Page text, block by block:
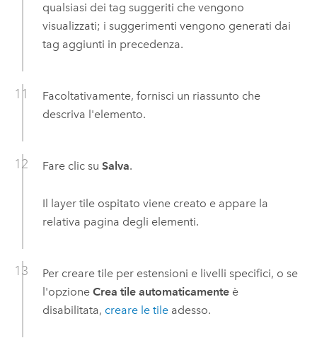
qualsiasi dei tag suggeriti che vengono
visualizzati; i suggerimenti vengono generati dai
tag aggiunti in precedenza.
Facoltativamente, fornisci un riassunto che
descriva l'elemento.
Fare clic su Salva.
Il layer tile ospitato viene creato e appare la
relativa pagina degli elementi.
Per creare tile per estensioni e livelli specifici, o se
l'opzione Crea tile automaticamenteè
disabilitata, creare le tileadesso.